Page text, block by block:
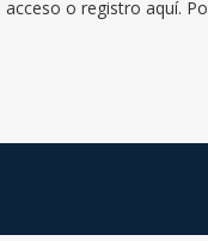
o registro aquí.